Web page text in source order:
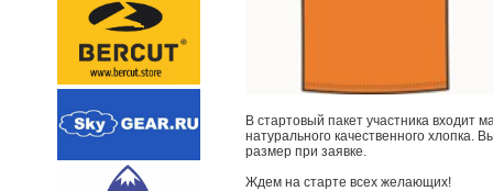
В стартовый пакет участника входит
натурального качественного хлопка.
размер при заявке.
Ждем на старте всех желающих!